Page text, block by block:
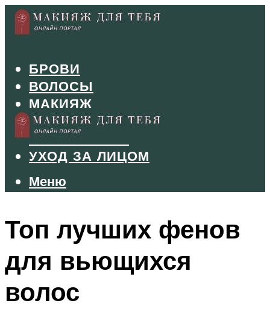
БРОВИ
ВОЛОСЫ
МАКИЯЖ
МАНИКЮР
ТУШЬ И ТЕНИ
УХОД ЗА ЛИЦОМ
Меню
Меню
Топ лучших фенов
для вьющихся
волос